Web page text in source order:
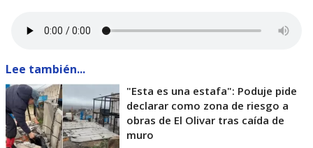
Lee también...
"Esta es una estafa": Poduje pide
declarar como zona de riesgo a
obras de El Olivar tras caída de
muro